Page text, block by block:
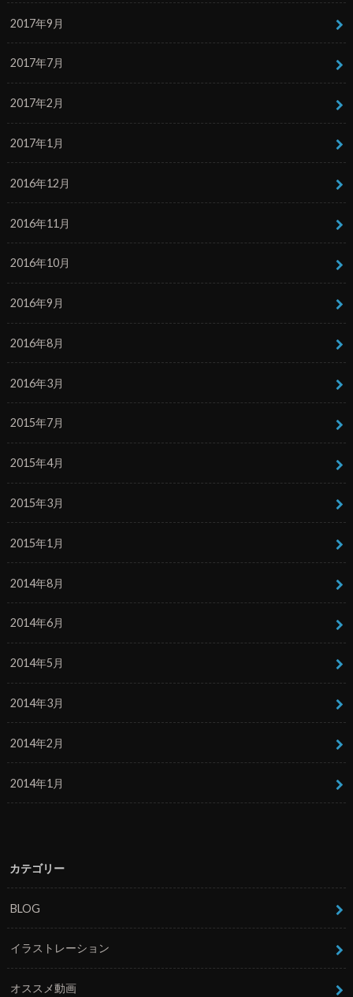
2017年9月
2017年7月
2017年2月
2017年1月
2016年12月
2016年11月
2016年10月
2016年9月
2016年8月
2016年3月
2015年7月
2015年4月
2015年3月
2015年1月
2014年8月
2014年6月
2014年5月
2014年3月
2014年2月
2014年1月
カテゴリー
BLOG
イラストレーション
オススメ動画